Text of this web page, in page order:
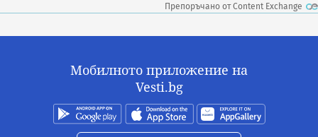
Препоръчано от Content Exchange
Мобилното приложение на
Vesti.bg